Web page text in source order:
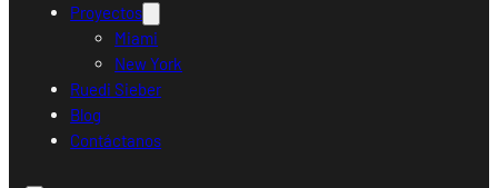
Proyectos
Miami
New York
Ruedi Sieber
Blog
Contáctanos